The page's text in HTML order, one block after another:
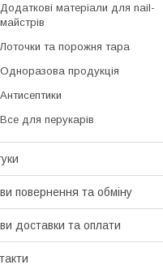
Додаткові матеріали для nail-
майстрів
Лоточки та порожня тара
Одноразова продукція
Антисептики
Все для перукарів
повернення та обміну
доставки та оплати